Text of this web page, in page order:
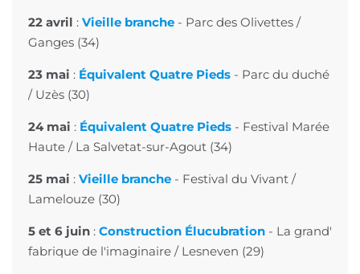
22 avril : Vieille branche - Parc des Olivettes /
Ganges (34)
23 mai : Équivalent Quatre Pieds - Parc du duché
/ Uzès (30)
24 mai : Équivalent Quatre Pieds - Festival Marée
Haute / La Salvetat-sur-Agout (34)
25 mai : Vieille branche - Festival du Vivant /
Lamelouze (30)
5 et 6 juin : Construction Élucubration - La grand'
fabrique de l'imaginaire / Lesneven (29)